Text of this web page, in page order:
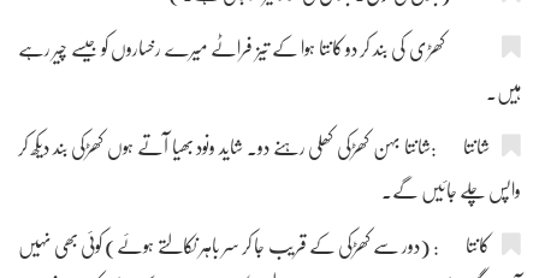
کھڑی کی بند کر دو کانتا ہوا کے تیز فراٹے میرے رخساروں کو جیسے چیر رہے
ہیں۔
شانتا :شانتا بہن کھڑکی کھلی رہنے دو۔ شاید ونود بھیا آتے ہوں کھڑکی بند دیکھ کر
واپس چلے جائیں گے۔
کانتا : (دور سے کھڑکی کے قریب جا کر سر باہر نکالتے ہوئے) کوئی بھی نہیں